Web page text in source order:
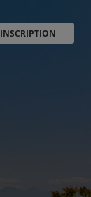
INSCRIPTION